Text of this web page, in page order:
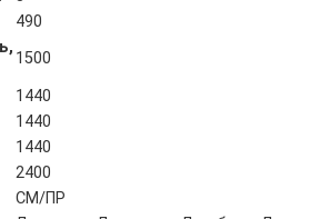
490
1500
1440
1440
1440
2400
СМ/ПР